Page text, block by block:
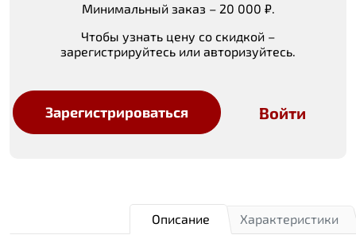
Минимальный заказ – 20 000 ₽.
Чтобы узнать цену со скидкой –
зарегистрируйтесь или авторизуйтесь.
Зарегистрироваться Войти
Характеристики
Описание